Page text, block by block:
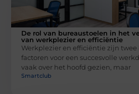
De rol van bureaustoelen in het
van werkplezier en efficiëntie
Werkplezier en efficiëntie zijn
factoren voor een succesvolle
vaak over het hoofd gezien, maar
Smartclub